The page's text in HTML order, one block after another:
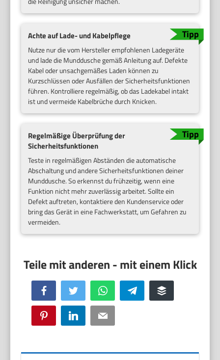
Achte auf Lade- und Kabelpflege
Nutze nur die vom Hersteller empfohlenen Ladegeräte
und lade die Munddusche gemäß Anleitung auf. Defekte
Kabel oder unsachgemäßes Laden können zu
Kurzschlüssen oder Ausfällen der Sicherheitsfunktionen
führen. Kontrolliere regelmäßig, ob das Ladekabel intakt
ist und vermeide Kabelbrüche durch Knicken.
Regelmäßige Überprüfung der
Sicherheitsfunktionen
Teste in regelmäßigen Abständen die automatische
Abschaltung und andere Sicherheitsfunktionen deiner
Munddusche. So erkennst du frühzeitig, wenn eine
Funktion nicht mehr zuverlässig arbeitet. Sollte ein
Defekt auftreten, kontaktiere den Kundenservice oder
bring das Gerät in eine Fachwerkstatt, um Gefahren zu
vermeiden.
Facebook Twitter WhatsApp Telegram Buffer
Pinterest LinkedIn Email